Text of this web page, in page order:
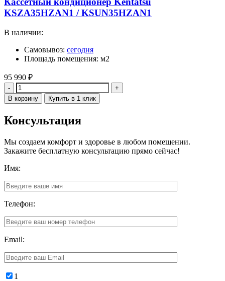
KSZA35HZAN1 / KSUN35HZAN1
В наличии:
Самовывоз: сегодня
Площадь помещения: м2
95 990 ₽
Количество
В корзину Купить в 1 клик
Консультация
Мы создаем комфорт и здоровье в любом помещении.
Закажите бесплатную консультацию прямо сейчас!
Имя:
Телефон:
Email:
1